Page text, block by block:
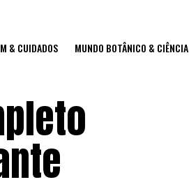
& CUIDADOS MUNDO BOTÂNICO & CIÊNCIA